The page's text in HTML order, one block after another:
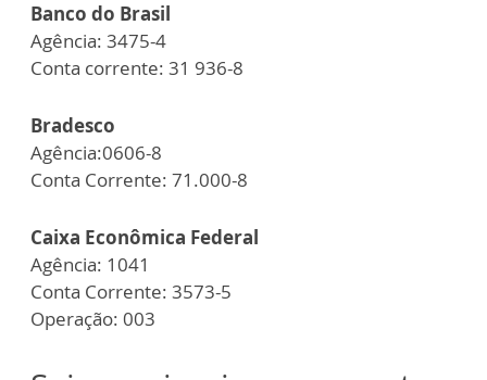
Banco do Brasil
Agência: 3475-4
Conta corrente: 31 936-8
Bradesco
Agência:0606-8
Conta Corrente: 71.000-8
Caixa Econômica Federal
Agência: 1041
Conta Corrente: 3573-5
Operação: 003